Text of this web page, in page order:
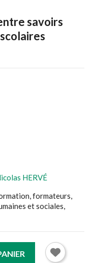
savoirs
HERVÉ
formateurs,
et sociales,